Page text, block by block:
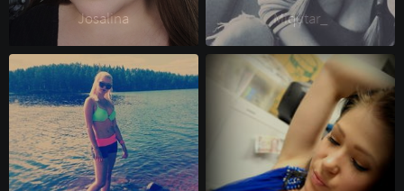
Josalina Miqutar_